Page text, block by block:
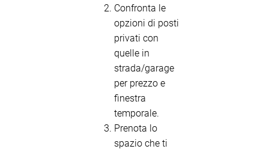
Confronta le
opzioni di posti
privati con
quelle in
strada/garage
per prezzo e
finestra
temporale.
Prenota lo
spazio che ti